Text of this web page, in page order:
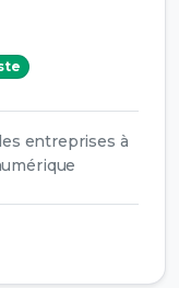
entreprises à